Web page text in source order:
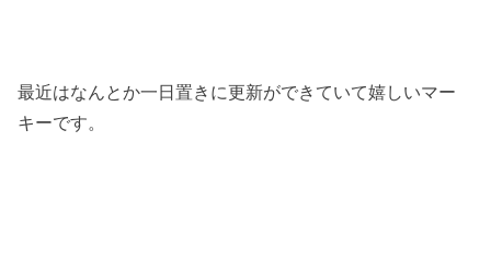
最近はなんとか一日置きに更新ができていて嬉しいマー
キーです。